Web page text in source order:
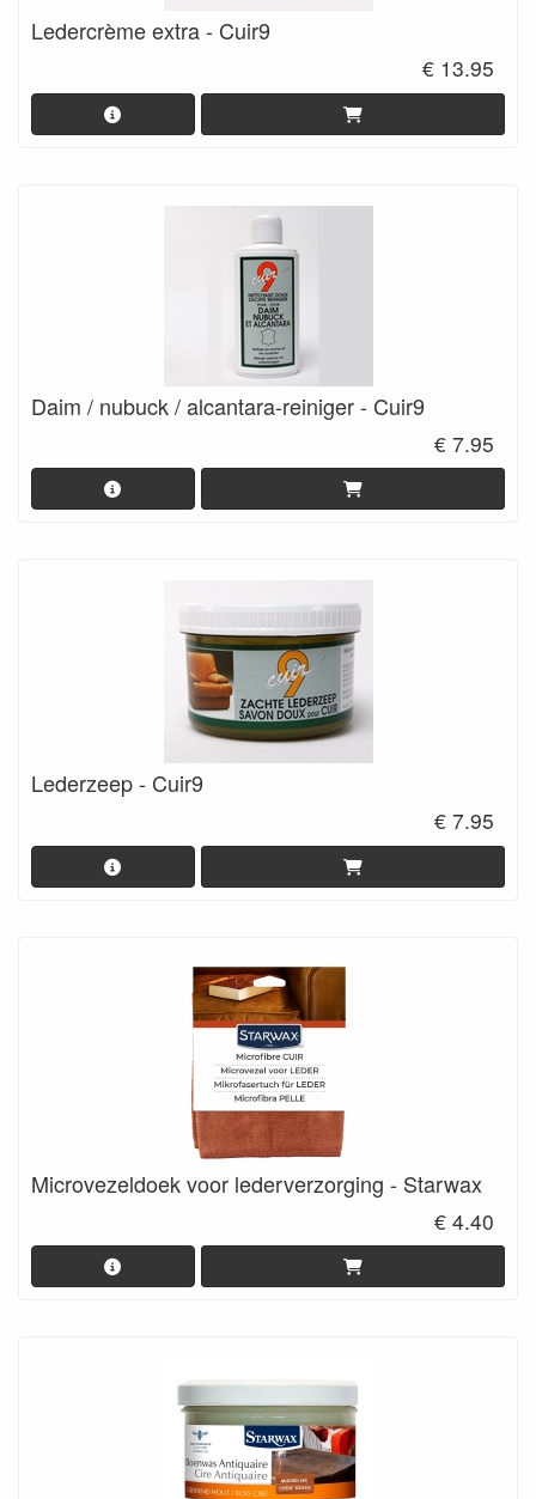
Ledercrème extra - Cuir9
€ 13.95
Daim / nubuck / alcantara-reiniger - Cuir9
€ 7.95
Lederzeep - Cuir9
€ 7.95
Microvezeldoek voor lederverzorging - Starwax
€ 4.40